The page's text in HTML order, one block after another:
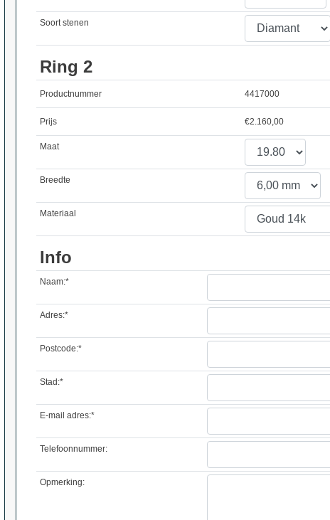
Soort stenen
Ring 2
Productnummer 4417000
Prijs €2.160,00
Maat
Breedte
Materiaal
Info
Naam:*
Adres:*
Postcode:*
Stad:*
E-mail adres:*
Telefoonnummer:
Opmerking: